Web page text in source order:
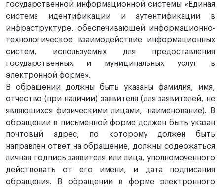
государственной информационной системы «Единая
система идентификации и аутентификации в
инфраструктуре, обеспечивающей информационно-
технологическое взаимодействие информационных
систем, используемых для предоставления
государственных и муниципальных услуг в
электронной форме».
В обращении должны быть указаны фамилия, имя,
отчество (при наличии) заявителя (для заявителей, не
являющихся физическими лицами, -наименование). В
обращении в письменной форме должен быть указан
почтовый адрес, по которому должен быть
направлен ответ на обращение, должны содержаться
личная подпись заявителя или лица, уполномоченного
действовать от его имени, и дата подписания
обращения. В обращении в форме электронного